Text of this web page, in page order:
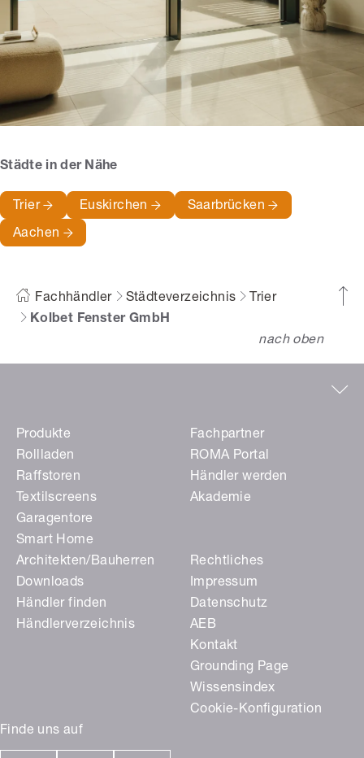
Städte in der Nähe
Trier Euskirchen Saarbrücken
Aachen
Fachhändler Städteverzeichnis
Trier
Kolbet Fenster GmbH
nach oben
Finde uns auf
Produkte
Rollladen
Raffstoren
Textilscreens
Garagentore
Smart Home
Fachpartner
ROMA Portal
Händler werden
Akademie
Architekten/Bauherren
Downloads
Händler finden
Händlerverzeichnis
Rechtliches
Impressum
Datenschutz
AEB
Kontakt
Grounding Page
Wissensindex
Cookie-Konfiguration